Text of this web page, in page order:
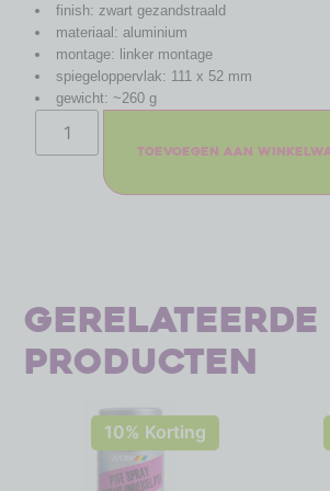
finish: zwart gezandstraald
materiaal: aluminium
montage: linker montage
spiegeloppervlak: 111 x 52 mm
gewicht: ~260 g
Toevoegen aan
Gerelateerde
producten
10% Korting